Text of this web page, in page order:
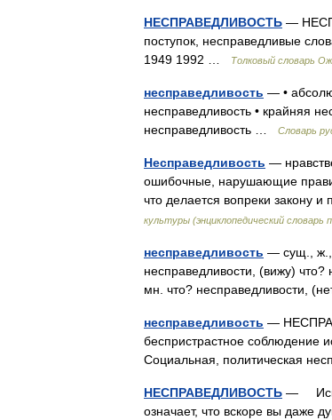
НЕСПРАВЕДЛИВОСТЬ —
поступок, несправедливые
1949 1992 …
Толковый словарь
несправедливость — •
несправедливость • крайняя
несправедливость …
Словарь
Несправедливость —
ошибочные, нарушающие
что делается вопреки закону
культуры (энциклопедический словарь
несправедливость — сущ., ж.,
несправедливости, (вижу)
мн. что? несправедливости,
несправедливость —
беспристрастное соблюдение
Социальная, политическая
НЕСПРАВЕДЛИВОСТЬ —
означает, что вскоре вы даже